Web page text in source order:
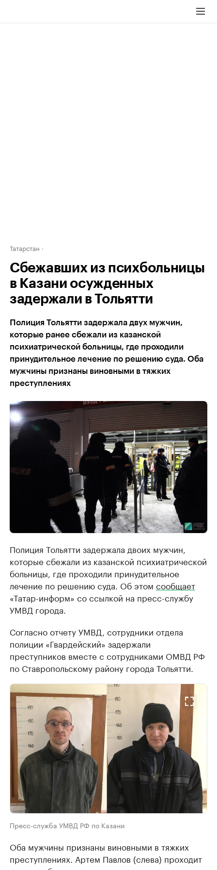
Татарстан
Сбежавших из психбольницы
в Казани осужденных
задержали в Тольятти
Полиция Тольятти задержала двух мужчин,
которые ранее сбежали из казанской
психиатрической больницы, где проходили
принудительное лечение по решению суда. Оба
мужчины признаны виновными в тяжких
преступлениях
Полиция Тольятти задержала двоих мужчин,
которые сбежали из казанской психиатрической
больницы, где проходили принудительное
лечение по решению суда. Об этом сообщает
«Татар-информ» со ссылкой на пресс-службу
УМВД города.
Согласно отчету УМВД, сотрудники отдела
полиции «Гвардейский» задержали
преступников вместе с сотрудниками ОМВД РФ
по Ставропольскому району города Тольятти.
Пресс-служба УМВД РФ по Казани
Оба мужчины признаны виновными в тяжких
преступлениях. Артем Павлов (слева) проходит